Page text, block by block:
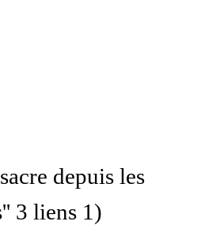
depuis les
3 liens 1)